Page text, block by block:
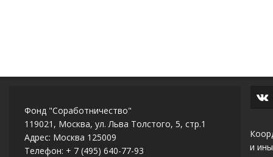
Фонд "Соработничество"
119021, Москва, ул. Льва Толстого, 5, стр.1
Адрес: Москва 125009
Телефон: + 7 (495) 640-77-93
и